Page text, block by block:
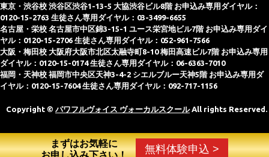
まずはお気軽に
お申し込み下さい！
無料体験申込 >
東京・渋谷校 渋谷区渋谷1-13-5 大協渋谷ビル8階 お申込み専用ダイヤル：
0120-15-2763 生徒さん専用ダイヤル：03-3499-6655
名古屋・栄校 名古屋市中区錦3-15-1 ユース栄宮地ビル7階 お申込み専用ダイ
ヤル：0120-15-2706 生徒さん専用ダイヤル：052-961-7566
大阪・梅田校 大阪府大阪市北区太融寺町8-10 梅田高速ビル7階 お申込み専用
ダイヤル：0120-15-0174 生徒さん専用ダイヤル：06-6363-7010
福岡・天神校 福岡市中央区天神3-4-2 シエルブルー天神5階 お申込み専用ダ
イヤル：0120-15-7604 生徒さん専用ダイヤル：092-717-1156
Copyright © パワフルヴォイス ヴォーカルスクールAll rights Reserved.